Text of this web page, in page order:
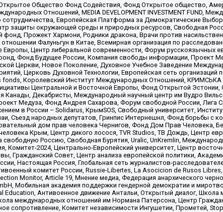
Общество Фонд Содействия, Фонд Открытое общество,
Отношений, MEDIA DEVELOPMENT INVESTMENT FUND,
Европейская Платформа за Демократические
защиты окружающей среды и природных ресурсов, Свободная
Прожект Хармони, Родники дракона, Врачи против
Фалуньгун в Китае, Всемирная организация по
Европы, Центр либеральной современности, Форум русскоязычных
Фонд Будущее России, Компания свободы информации, Проект
Церкви, Новое Поколение, Духовное Учебное Заведение
Церковь Духовной Технологии, Европейская сеть
fonds, Королевский Институт Международных Отношений,
Центральной и Восточной Европы, Фонд Открытой Эстонии,
Канады, Декабристы, Международный научный центр им Вудро
Медуза, Фонд Андрея Сахарова, Форум свободной России,
в России – Solidarus, КрымSOS, Свободный университет,
Съезд народных депутатов, Гринпис Интернешнл, Фонд борьбы с
дом прав человека Чернигов, Фонд Дом Прав Человека,
Крым, Центр дикого лосося, TVR Studios, ТВ Дождь, Центр
Россию, Свободная Бурятия, Uralic, UnKremlin,
Комитет-2024, Центрально-Европейский университет, Центр
Гражданский Совет, Центр анализа европейской политики,
Настоящая Россия, Глобальная сеть журналистов-
комитет России, Russie-Libertes, La Asocicion de Rusos
Monitor, Article 19, Мнение медиа, Федерация анархического
Мобильная академия поддержки гендерной демократии и
Education, Антивоенное движение Антальи, Открытый диалог,
международных отношений им Нормана Патерсона, Центр
сопротивление, Комитет независимости Ингушетии, Прометей,